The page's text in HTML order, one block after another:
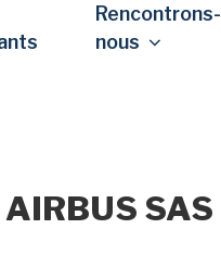
Rencontrons-
nous
SAS